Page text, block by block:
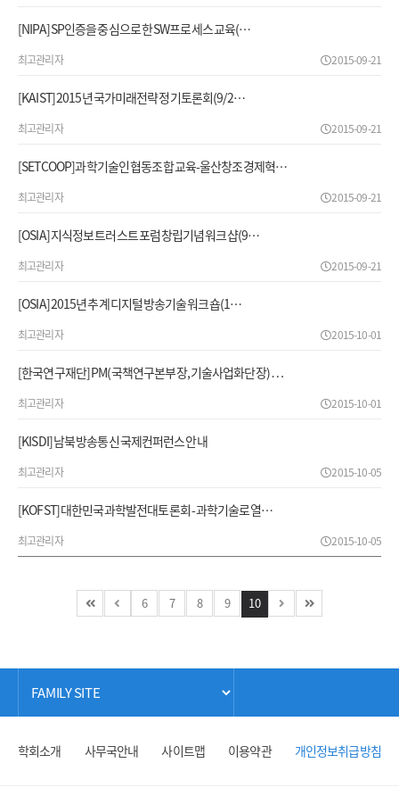
[NIPA] SP인증을 중심으로 한 SW프로세스 교육(…
최고관리자 2015-09-21
[KAIST] 2015년 국가미래전략 정기토론회(9/2…
최고관리자 2015-09-21
[SETCOOP]과학기술인 협동조합 교육-울산창조경제혁…
최고관리자 2015-09-21
[OSIA] 지식정보 트러스트 포럼 창립기념 워크샵(9…
최고관리자 2015-09-21
[OSIA] 2015년 추계 디지털 방송기술 워크숍(1…
최고관리자 2015-10-01
[한국연구재단] PM(국책연구본부장, 기술사업화단장) …
최고관리자 2015-10-01
[KISDI] 남북 방송통신 국제컨퍼런스 안내
최고관리자 2015-10-05
[KOFST] 대한민국과학발전대토론회 - 과학기술로 열…
최고관리자 2015-10-05
6 7 8 9 10
학회소개 사무국안내 사이트맵 이용약관 개인정보취급방침